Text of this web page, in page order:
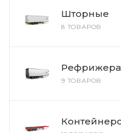
Шторные
8 ТОВАРОВ
9 ТОВАРОВ